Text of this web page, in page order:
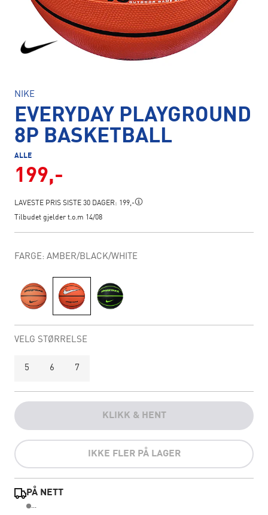
NIKE
EVERYDAY PLAYGROUND
8P BASKETBALL
ALLE
199,-
LAVESTE PRIS SISTE 30 DAGER: 199,-
Tilbudet gjelder t.o.m 14/08
FARGE: AMBER/BLACK/WHITE
VELG STØRRELSE
5 6 7
KLIKK & HENT
IKKE FLER PÅ LAGER
PÅ NETT
...